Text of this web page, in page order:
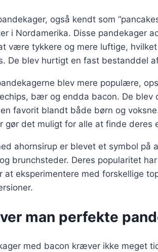
også kendt som
i Nordamerika. Disse pandekager
være tykkere og mere luftige,
De blev hurtigt en fast bestanddel
blev mere populære,
bær og endda bacon. De blev
favorit blandt både børn og
gør det muligt for alle at finde deres
ahornsirup er blevet et symbol på
brunchsteder. Deres popularitet
at eksperimentere med forskellige
man perfekte
med bacon kræver ikke meget